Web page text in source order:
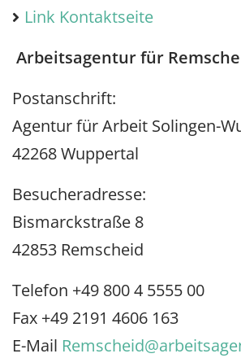
Link Kontaktseite
Arbeitsagentur für
Postanschrift:
Agentur für Arbeit Solingen-
42268 Wuppertal
Besucheradresse:
Bismarckstraße 8
42853 Remscheid
Telefon +49 800 4 5555 00
Fax +49 2191 4606 163
E-Mail